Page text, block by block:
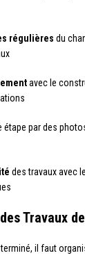
régulières du
avec le
étape par des
des travaux avec
Travaux
il faut